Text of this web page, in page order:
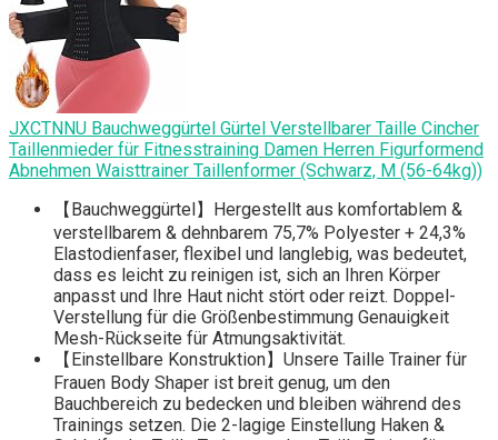
JXCTNNU Bauchweggürtel Gürtel Verstellbarer Taille Cincher
Taillenmieder für Fitnesstraining Damen Herren Figurformend
Abnehmen Waisttrainer Taillenformer (Schwarz, M (56-64kg))
【Bauchweggürtel】Hergestellt aus komfortablem &
verstellbarem & dehnbarem 75,7% Polyester + 24,3%
Elastodienfaser, flexibel und langlebig, was bedeutet,
dass es leicht zu reinigen ist, sich an Ihren Körper
anpasst und Ihre Haut nicht stört oder reizt. Doppel-
Verstellung für die Größenbestimmung Genauigkeit
Mesh-Rückseite für Atmungsaktivität.
【Einstellbare Konstruktion】Unsere Taille Trainer für
Frauen Body Shaper ist breit genug, um den
Bauchbereich zu bedecken und bleiben während des
Trainings setzen. Die 2-lagige Einstellung Haken &